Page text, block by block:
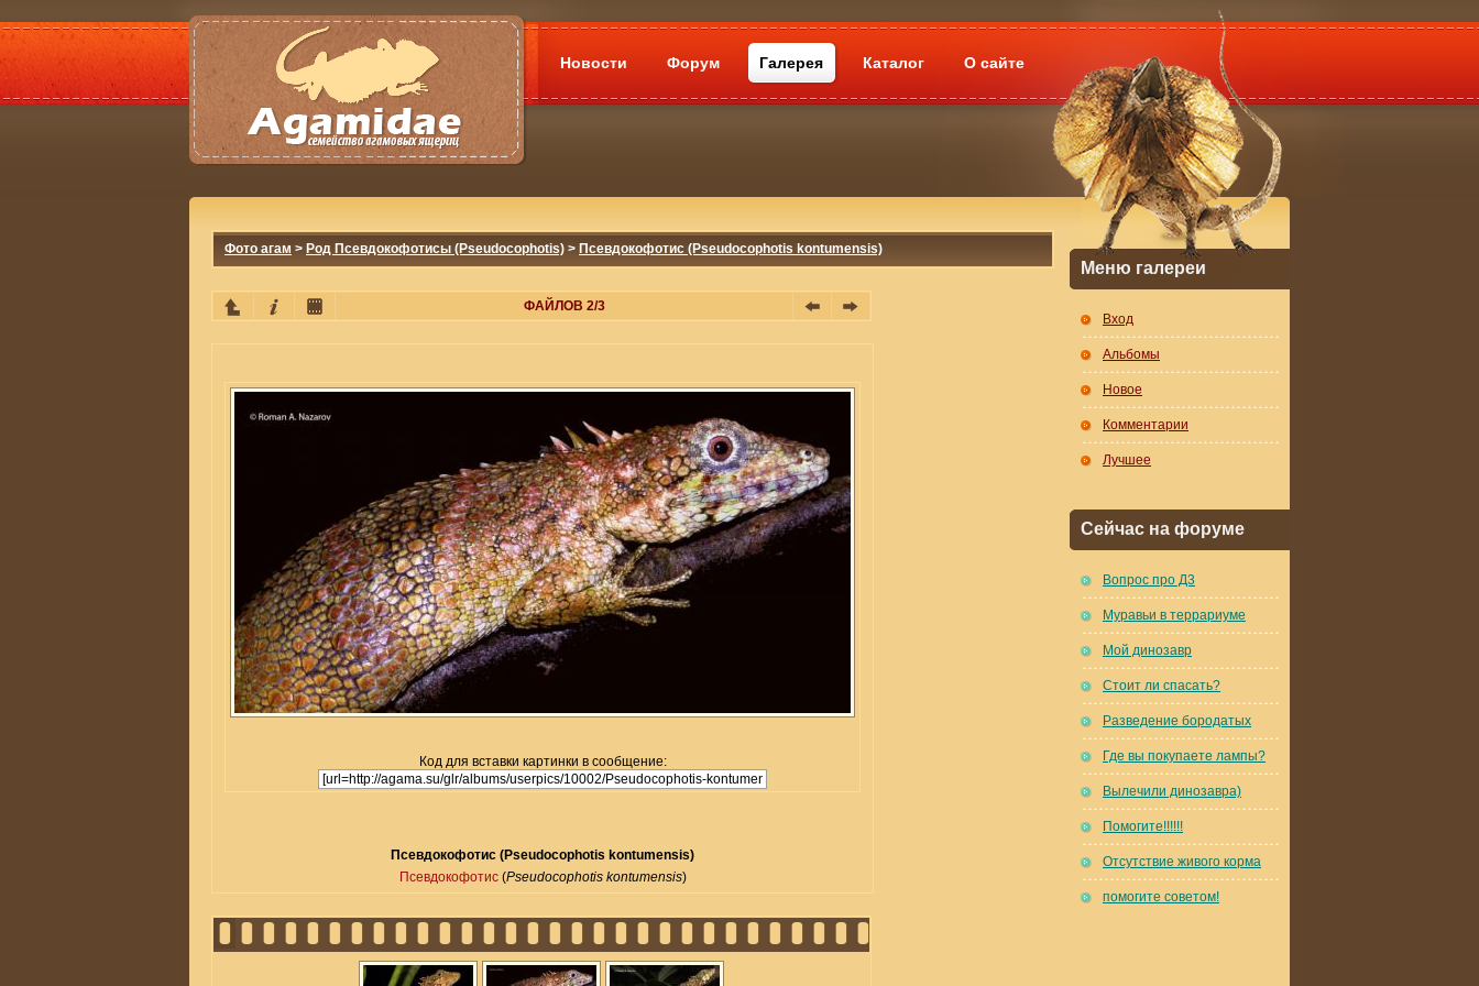
Новости Форум Галерея Каталог О сайте
Фото агам > Род Псевдокофотисы (Pseudocophotis) > Псевдокофотис (Pseudocophotis kontumensis)
ФАЙЛОВ 2/3
Код для вставки картинки в сообщение:
Псевдокофотис (Pseudocophotis kontumensis)
Псевдокофотис(Pseudocophotis kontumensis)
Меню галереи
Вход
Альбомы
Новое
Комментарии
Лучшее
Сейчас на форуме
Вопрос про Д3
Муравьи в террариуме
Мой динозавр
Стоит ли спасать?
Разведение бородатых
Где вы покупаете лампы?
Вылечили динозавра)
Помогите!!!!!!
Отсутствие живого корма
помогите советом!